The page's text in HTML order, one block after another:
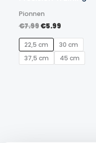
Pionnen
€7.99Oorspronkelijke
was:
€7.99.
€5.99Huidige
is:
€5.99.
22,5 cm
30 cm
37,5 cm
45 cm